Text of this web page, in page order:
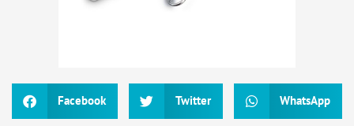
Facebook Twitter WhatsApp